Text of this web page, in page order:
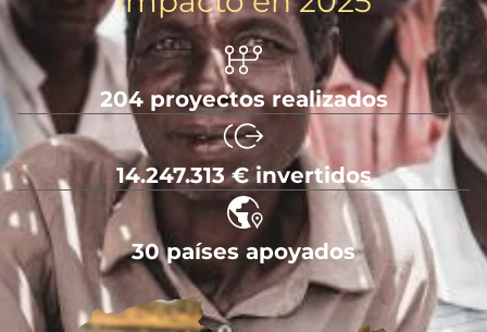
204 proyectos realizados
14.247.313 € invertidos
30 países apoyados
Imagen